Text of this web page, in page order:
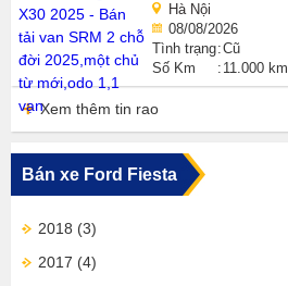
Hà Nội
08/08/2026
Tình trạng Cũ
Số Km
11.000 km
Xem thêm tin rao
Bán xe Ford Fiesta
2018 (3)
2017 (4)